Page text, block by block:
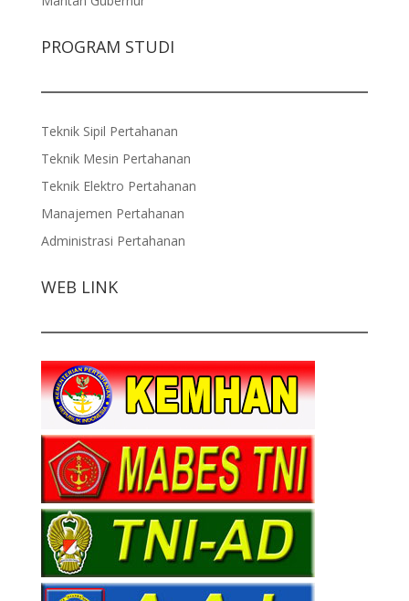
PROGRAM STUDI
Teknik Sipil Pertahanan
Teknik Mesin Pertahanan
Teknik Elektro Pertahanan
Manajemen Pertahanan
Administrasi Pertahanan
WEB LINK